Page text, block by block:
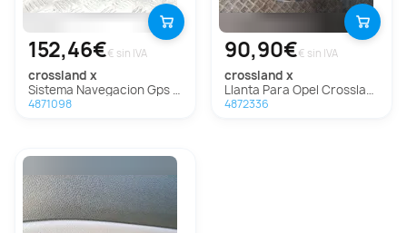
152,46€€ sin IVA
crossland x
Sistema Navegacion Gps para Opel Crossland X
4871098
90,90€€ sin IVA
crossland x
Llanta Para Opel Crossland X
4872336